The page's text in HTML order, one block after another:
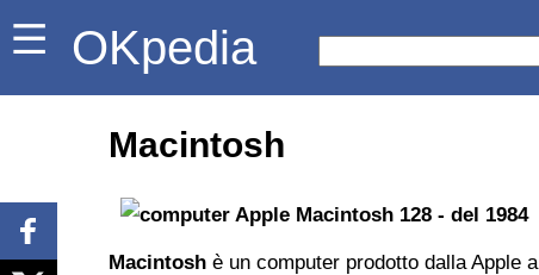
OKpedia
Macintosh
Macintosh è un computer prodotto dalla Apple a